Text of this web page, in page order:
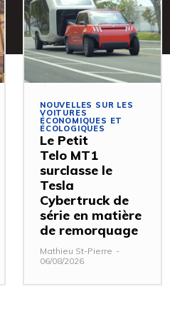
NOUVELLES SUR LES
VOITURES
ÉCONOMIQUES ET
ÉCOLOGIQUES
Le Petit
Telo MT1
surclasse le
Tesla
Cybertruck de
série en matière
de remorquage
Mathieu St-Pierre -
06/08/2026